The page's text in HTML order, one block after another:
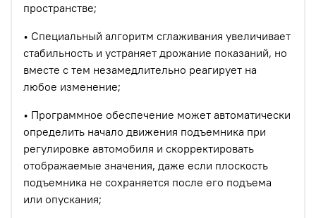
пространстве;
• Специальный алгоритм сглаживания увеличивает
стабильность и устраняет дрожание показаний, но
вместе с тем незамедлительно реагирует на
любое изменение;
• Программное обеспечение может автоматически
определить начало движения подъемника при
регулировке автомобиля и скорректировать
отображаемые значения, даже если плоскость
подъемника не сохраняется после его подъема
или опускания;